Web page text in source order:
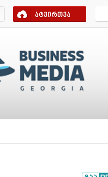
ატვირთვა